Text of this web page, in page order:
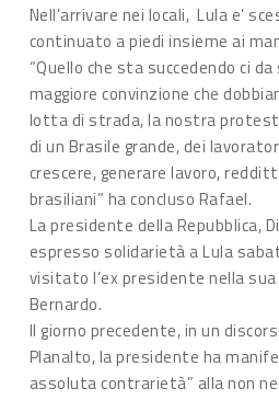
Nell’arrivare nei locali, Lula e’
continuato a piedi insieme ai
“Quello che sta succedendo ci
maggiore convinzione che
lotta di strada, la nostra
di un Brasile grande, dei
crescere, generare lavoro,
brasiliani” ha concluso Rafael.
La presidente della Repubblica,
espresso solidarietà a Lula
visitato l’ex presidente nella
Bernardo.
Il giorno precedente, in un
Planalto, la presidente ha
assoluta contrarietà” alla non